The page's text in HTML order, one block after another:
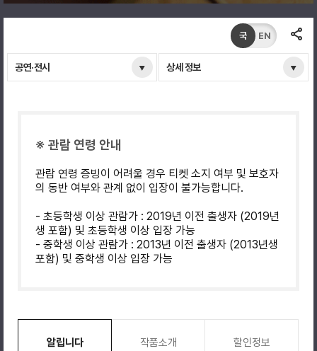
공연·전시 상세 정보
국 EN
※ 관람 연령 안내
관람 연령 증빙이 어려울 경우 티켓 소지 여부 및 보호자
의 동반 여부와 관계 없이 입장이 불가능합니다.
- 초등학생 이상 관람가 : 2019년 이전 출생자 (2019년
생 포함) 및 초등학생 이상 입장 가능
- 중학생 이상 관람가 : 2013년 이전 출생자 (2013년생
포함) 및 중학생 이상 입장 가능
알립니다 작품소개 할인정보